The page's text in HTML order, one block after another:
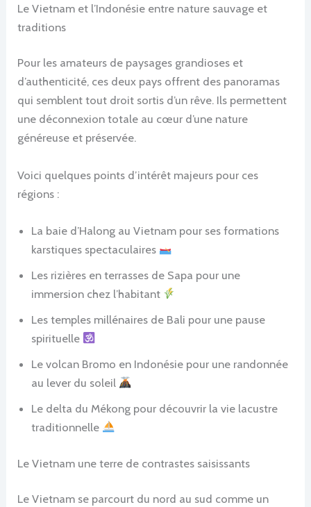
Le Vietnam et l’Indonésie entre nature sauvage et
traditions
Pour les amateurs de paysages grandioses et
d’authenticité, ces deux pays offrent des panoramas
qui semblent tout droit sortis d’un rêve. Ils permettent
une déconnexion totale au cœur d’une nature
généreuse et préservée.
Voici quelques points d’intérêt majeurs pour ces
régions :
La baie d’Halong au Vietnam pour ses formations
karstiques spectaculaires
Les rizières en terrasses de Sapa pour une
immersion chez l’habitant
Les temples millénaires de Bali pour une pause
spirituelle
Le volcan Bromo en Indonésie pour une randonnée
au lever du soleil
Le delta du Mékong pour découvrir la vie lacustre
traditionnelle
Le Vietnam une terre de contrastes saisissants
Le Vietnam se parcourt du nord au sud comme un